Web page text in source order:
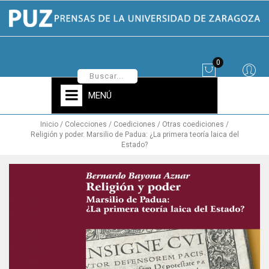
0
MENÚ
Inicio Colecciones Coediciones
Otras coediciones
Religión y poder. Marsilio de Padua: ¿La primera teoría laica del
Estado?